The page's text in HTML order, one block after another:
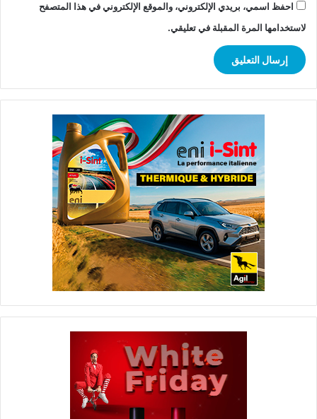
احفظ اسمي، بريدي الإلكتروني، والموقع الإلكتروني في هذا المتصفح
لاستخدامها المرة المقبلة في تعليقي.